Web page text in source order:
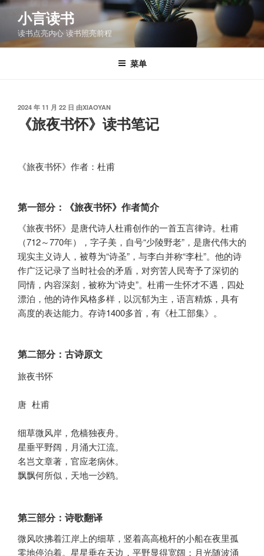
跳
容
小言读书
读书点亮内心 读书照亮前程
菜单
发
2024 年 11 月 22 日 由XIAOYAN
《旅夜书怀》读书笔记
《旅夜书怀》作者：杜甫
第一部分：《旅夜书怀》作者简介
《旅夜书怀》是唐代诗人杜甫创作的一首五言律诗。杜甫
（712～770年），字子美，自号“少陵野老”，是唐代伟大的
现实主义诗人，被尊为“诗圣”，与李白并称“李杜”。他的诗
作广泛记录了当时社会的矛盾，对穷苦人民寄予了深切的
同情，内容深刻，被称为“诗史”。杜甫一生怀才不遇，四处
漂泊，他的诗作风格多样，以沉郁为主，语言精炼，具有
高度的表达能力。存诗1400多首，有《杜工部集》。
第二部分：古诗原文
旅夜书怀
唐 杜甫
细草微风岸，危樯独夜舟。
星垂平野阔，月涌大江流。
名岂文章著，官应老病休。
飘飘何所似，天地一沙鸥。
第三部分：诗歌翻译
微风吹拂着江岸上的细草，竖着高高桅杆的小船在夜里孤
零地停泊着。星星垂在天边，平野显得宽阔；月光随波涌